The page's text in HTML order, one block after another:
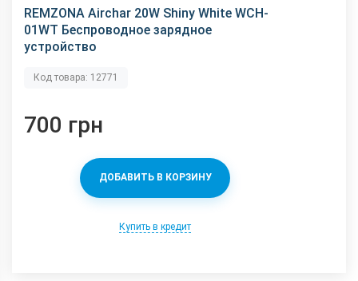
REMZONA Airchar 20W Shiny White WCH-
01WT Беспроводное зарядное
устройство
Код товара: 12771
700 грн
ДОБАВИТЬ В КОРЗИНУ
Купить в кредит